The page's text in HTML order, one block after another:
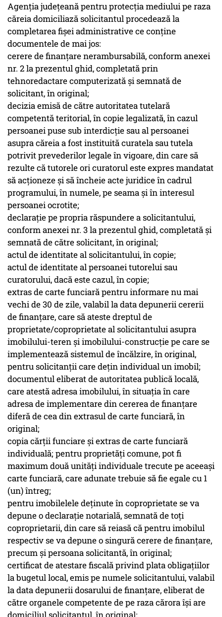
Agenţia judeţeană pentru protecţia mediului pe raza
căreia domiciliază solicitantul procedează la
completarea fişei administrative ce conţine
documentele de mai jos:
cerere de finanţare nerambursabilă, conform anexei
nr. 2 la prezentul ghid, completată prin
tehnoredactare computerizată şi semnată de
solicitant, în original;
decizia emisă de către autoritatea tutelară
competentă teritorial, în copie legalizată, în cazul
persoanei puse sub interdicţie sau al persoanei
asupra căreia a fost instituită curatela sau tutela
potrivit prevederilor legale în vigoare, din care să
rezulte că tutorele ori curatorul este expres mandatat
să acţioneze şi să încheie acte juridice în cadrul
programului, în numele, pe seama şi în interesul
persoanei ocrotite;
declaraţie pe propria răspundere a solicitantului,
conform anexei nr. 3 la prezentul ghid, completată şi
semnată de către solicitant, în original;
actul de identitate al solicitantului, în copie;
actul de identitate al persoanei tutorelui sau
curatorului, dacă este cazul, în copie;
extras de carte funciară pentru informare nu mai
vechi de 30 de zile, valabil la data depunerii cererii
de finanţare, care să ateste dreptul de
proprietate/coproprietate al solicitantului asupra
imobilului-teren și imobilului-construcţie pe care se
implementează sistemul de încălzire, în original,
pentru solicitanţii care deţin individual un imobil;
documentul eliberat de autoritatea publică locală,
care atestă adresa imobilului, în situaţia în care
adresa de implementare din cererea de finanţare
diferă de cea din extrasul de carte funciară, în
original;
copia cărţii funciare şi extras de carte funciară
individuală; pentru proprietăţi comune, pot fi
maximum două unităţi individuale trecute pe aceeaşi
carte funciară, care adunate trebuie să fie egale cu 1
(un) întreg;
pentru imobilelele deţinute în coproprietate se va
depune o declaraţie notarială, semnată de toţi
coproprietarii, din care să reiasă că pentru imobilul
respectiv se va depune o singură cerere de finanţare,
precum şi persoana solicitantă, în original;
certificat de atestare fiscală privind plata obligaţiilor
la bugetul local, emis pe numele solicitantului, valabil
la data depunerii dosarului de finanţare, eliberat de
către organele competente de pe raza cărora îşi are